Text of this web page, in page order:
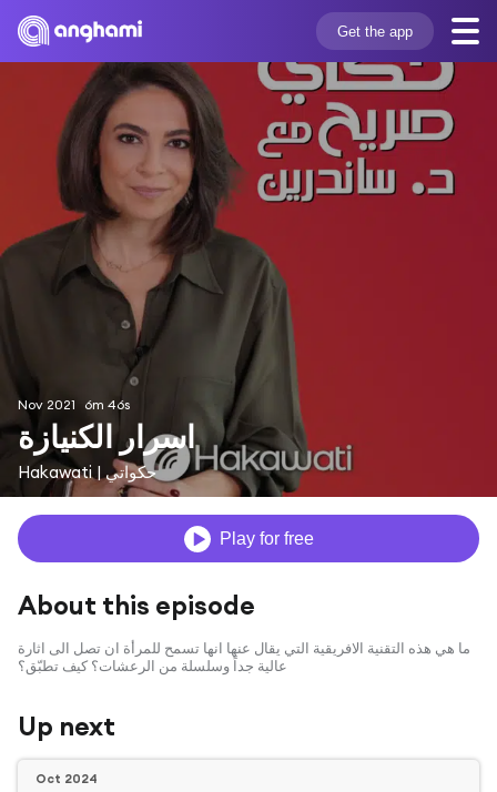
Get the app
Nov 2021 6m 46s
اسرار الكنيازة
Hakawati | حكواتي
Play for free
About this episode
ما هي هذه التقنية الافريقية التي يقال عنها انها تسمح للمرأة ان تصل الى اثارة
عالية جداً وسلسلة من الرعشات؟ كيف تطبّق؟
Up next
Oct 2024